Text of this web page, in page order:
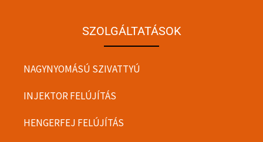
SZOLGÁLTATÁSOK
NAGYNYOMÁSÚ SZIVATTYÚ
INJEKTOR FELÚJÍTÁS
HENGERFEJ FELÚJÍTÁS